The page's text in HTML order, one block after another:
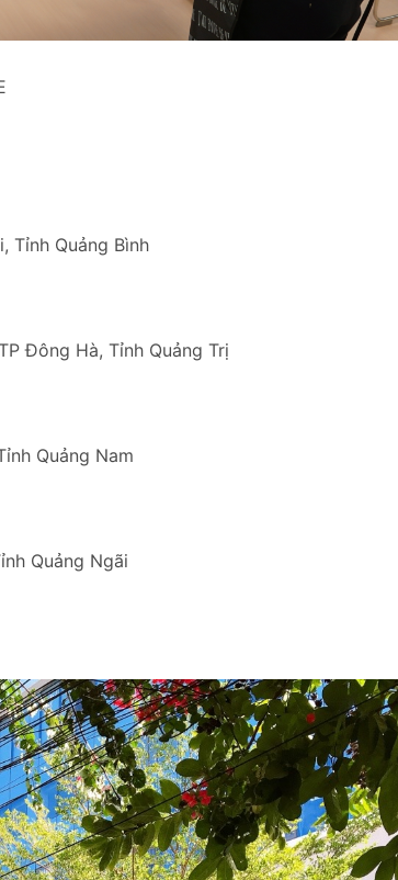
Tỉnh Quảng Bình
Đông Hà, Tỉnh Quảng Trị
Quảng Nam
Quảng Ngãi